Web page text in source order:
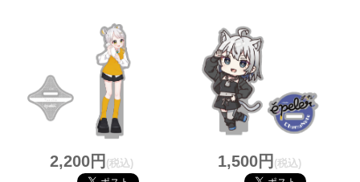
2,200円 (税込) 1,500円 (税込)